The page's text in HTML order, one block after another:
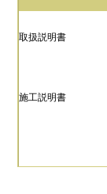
取扱説明書
施工説明書